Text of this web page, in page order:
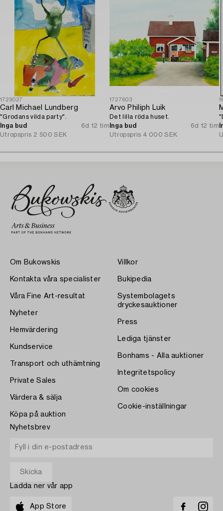
1729027
Carl Michael Lundberg
"Grodans vilda party".
Inga bud
6d 12 tim
Utropspris 2 500 SEK
1727603
Arvo Philiph Luik
Det lilla röda huset.
Inga bud
6d 12 tim
Utropspris 4 000 SEK
Om Bukowskis
Kontakta våra specialister
Våra Fine Art-resultat
Nyheter
Hemvärdering
Kundservice
Transport och uthämtning
Private Sales
Värdera & sälja
Köpa på auktion
Villkor
Bukipedia
Systembolagets
dryckesauktioner
Press
Lediga tjänster
Bonhams - Alla auktioner
Integritetspolicy
Om cookies
Cookie-inställningar
Nyhetsbrev
Ladda ner vår app
App Store